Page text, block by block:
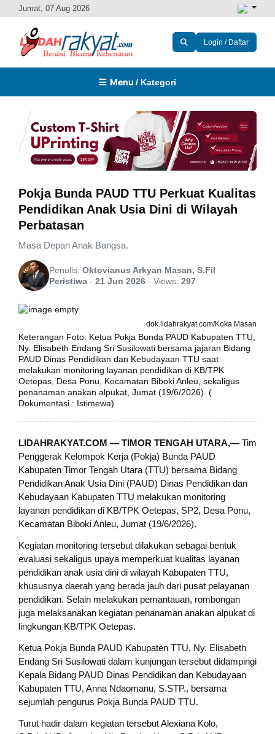
Jumat, 07 Aug 2026
Login / Daftar
Menu / Kategori
Pokja Bunda PAUD TTU Perkuat Kualitas
Pendidikan Anak Usia Dini di Wilayah
Perbatasan
Masa Depan Anak Bangsa.
Penulis: Oktovianus Arkyan Masan, S.Fil
Peristiwa - 21 Jun 2026 - Views: 297
dok.lidahrakyat.com/Koka Masan
Keterangan Foto: Ketua Pokja Bunda PAUD Kabupaten TTU,
Ny. Elisabeth Endang Sri Susilowati bersama jajaran Bidang
PAUD Dinas Pendidikan dan Kebudayaan TTU saat
melakukan monitoring layanan pendidikan di KB/TPK
Oetepas, Desa Ponu, Kecamatan Biboki Anleu, sekaligus
penanaman anakan alpukat, Jumat (19/6/2026). (
Dokumentasi : Istimewa)
LIDAHRAKYAT.COM — TIMOR TENGAH UTARA,— Tim
Penggerak Kelompok Kerja (Pokja) Bunda PAUD
Kabupaten Timor Tengah Utara (TTU) bersama Bidang
Pendidikan Anak Usia Dini (PAUD) Dinas Pendidikan dan
Kebudayaan Kabupaten TTU melakukan monitoring
layanan pendidikan di KB/TPK Oetepas, SP2, Desa Ponu,
Kecamatan Biboki Anleu, Jumat (19/6/2026).
Kegiatan monitoring tersebut dilakukan sebagai bentuk
evaluasi sekaligus upaya memperkuat kualitas layanan
pendidikan anak usia dini di wilayah Kabupaten TTU,
khususnya daerah yang berada jauh dari pusat pelayanan
pendidikan. Selain melakukan pemantauan, rombongan
juga melaksanakan kegiatan penanaman anakan alpukat di
lingkungan KB/TPK Oetepas.
Ketua Pokja Bunda PAUD Kabupaten TTU, Ny. Elisabeth
Endang Sri Susilowati dalam kunjungan tersebut didampingi
Kepala Bidang PAUD Dinas Pendidikan dan Kebudayaan
Kabupaten TTU, Anna Ndaomanu, S.STP., bersama
sejumlah pengurus Pokja Bunda PAUD TTU.
Turut hadir dalam kegiatan tersebut Alexiana Kolo,